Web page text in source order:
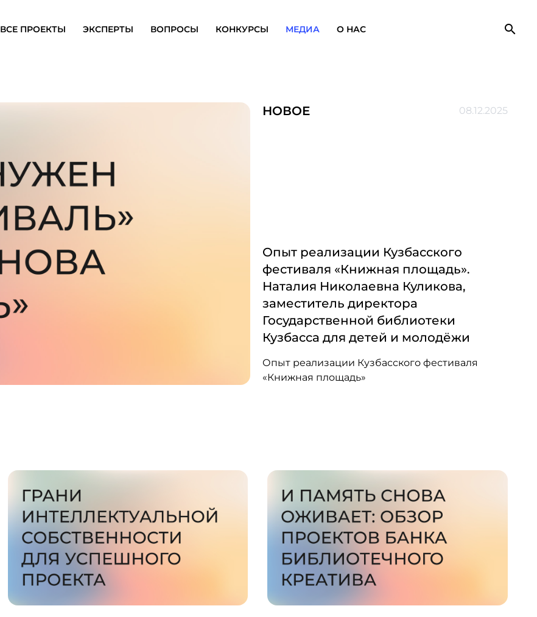
ВСЕ ПРОЕКТЫ ЭКСПЕРТЫ ВОПРОСЫ КОНКУРСЫ МЕДИА О НАС search
НОВОЕ 08.12.2025
Опыт реализации Кузбасского
фестиваля «Книжная площадь».
Наталия Николаевна Куликова,
заместитель директора
Государственной библиотеки
Кузбасса для детей и молодёжи
Опыт реализации Кузбасского фестиваля
«Книжная площадь»